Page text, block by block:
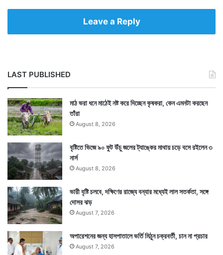
মাহেন্দ্রযোগ।
এই যোগে যেকোনও শুভকাজে বেরলে সাধারণভাবে শুভ ফললাভ হয়ে
থাকে। যেমন চাকরির পরীক্ষা, কোথাও যাত্রা, কোনও শুভকাজে
যাওয়া, পরীক্ষা, বাড়ি কেনাবেচা ইত্যাদি যেকোনও এই কাজ
অমৃতযোগ ও মাহেন্দ্রযোগে করলে শুভ ফল পাওয়া যেতে পারে।
Leave a Reply
LAST PUBLISHED
মাঠ ভরা ধনে মাঠেই নষ্ট করে দিচ্ছেন কৃষকরা, কেন এমনটা করছেন
তাঁরা
August 8, 2026
বৃষ্টিতে ভিজে ৯০ ফুট উঁচু জলের ট্যাঙ্কের মাথায় চড়ে বসে রইলেন ৩
নার্স
August 8, 2026
ভারী বৃষ্টি চলবে, দক্ষিণের রাজ্যে বন্যার মধ্যেই লাল সতর্কতা, সঙ্গে
দোসর ঝড়
August 7, 2026
অপারেশনের জন্য হাসপাতালে ভর্তি মিঠুন চক্রবর্তী, চান না প্রচার
August 7, 2026